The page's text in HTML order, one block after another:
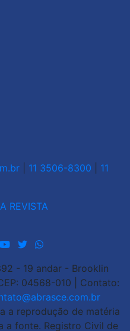
11 3506-8300
11
REVISTA
- 19 andar - Brooklin
04568-010 | Contato:
a reprodução de matéria
a fonte. Registro Civil de